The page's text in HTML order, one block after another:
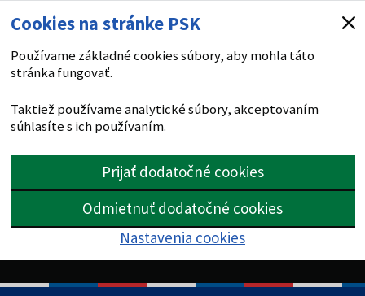
Cookies na stránke PSK
Používame základné cookies súbory, aby mohla táto
stránka fungovať.
Taktiež používame analytické súbory, akceptovaním
súhlasíte s ich používaním.
Prijať dodatočné cookies
Odmietnuť dodatočné cookies
Nastavenia cookies